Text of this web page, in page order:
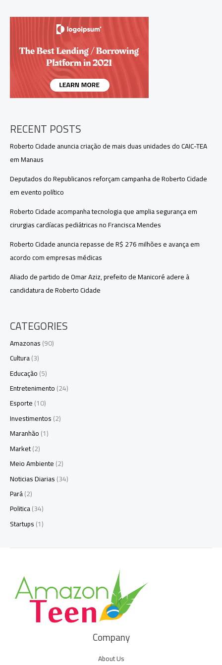
como
nova
RECENT POSTS
Roberto Cidade anuncia criação de mais duas unidades do CAIC-TEA
em Manaus
Deputados do Republicanos reforçam campanha de Roberto Cidade
em evento político
Roberto Cidade acompanha tecnologia que amplia segurança em
cirurgias cardíacas pediátricas no Francisca Mendes
Roberto Cidade anuncia repasse de R$ 276 milhões e avança em
acordo com empresas médicas
Aliado de partido de Omar Aziz, prefeito de Manicoré adere à
candidatura de Roberto Cidade
CATEGORIES
Amazonas(90)
Cultura(3)
Educação(5)
Entretenimento(24)
Esporte(10)
Investimentos(2)
Maranhão(1)
Market(2)
Meio Ambiente(2)
Noticias Diarias(34)
Pará(2)
Politica(34)
Startups(1)
Company
About Us